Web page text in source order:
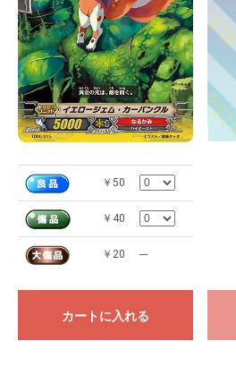
￥50
￥40
￥20 ---
カートに入れる